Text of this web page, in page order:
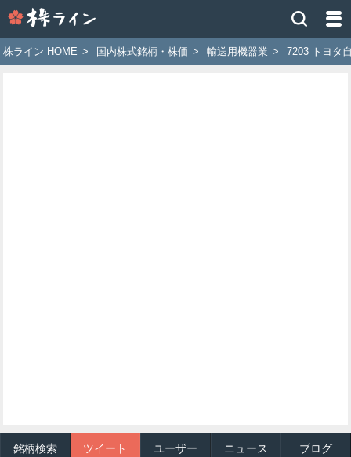
イ
ン
株ライン HOME > 国内株式銘柄・株価 > 輸送用機器業 > 7203 トヨタ
銘柄検索 ツイート ユーザー ニュース ブログ